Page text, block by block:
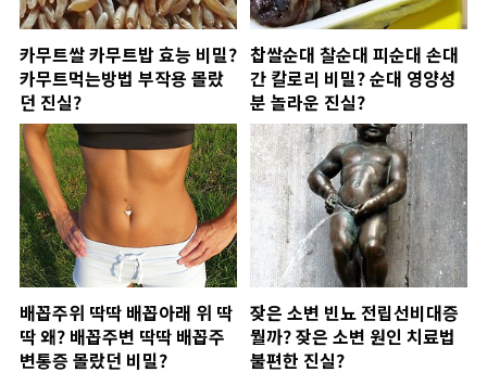
카무트쌀 카무트밥 효능 비밀?
카무트먹는방법 부작용 몰랐
던 진실?
찹쌀순대 찰순대 피순대 손대
간 칼로리 비밀? 순대 영양성
분 놀라운 진실?
배꼽주위 딱딱 배꼽아래 위 딱
딱 왜? 배꼽주변 딱딱 배꼽주
변통증 몰랐던 비밀?
잦은 소변 빈뇨 전립선비대증
뭘까? 잦은 소변 원인 치료법
불편한 진실?